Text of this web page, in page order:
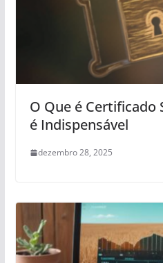
O Que é Certificado
é Indispensável
dezembro 28, 2025